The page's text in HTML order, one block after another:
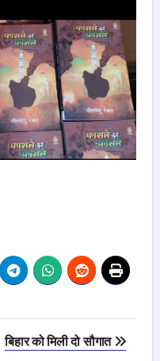
बिहार को मिली दो सौगात